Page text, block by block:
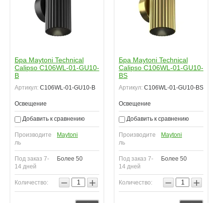
Бра Maytoni Technical
Calipso C106WL-01-GU10-
B
Артикул: C106WL-01-GU10-B
Освещение
Добавить к сравнению
Производите
ль
Maytoni
Под заказ 7-
14 дней
Более 50
Количество: − +
Бра Maytoni Technical
Calipso C106WL-01-GU10-
BS
Артикул: C106WL-01-GU10-BS
Освещение
Добавить к сравнению
Производите
ль
Maytoni
Под заказ 7-
14 дней
Более 50
Количество: − +